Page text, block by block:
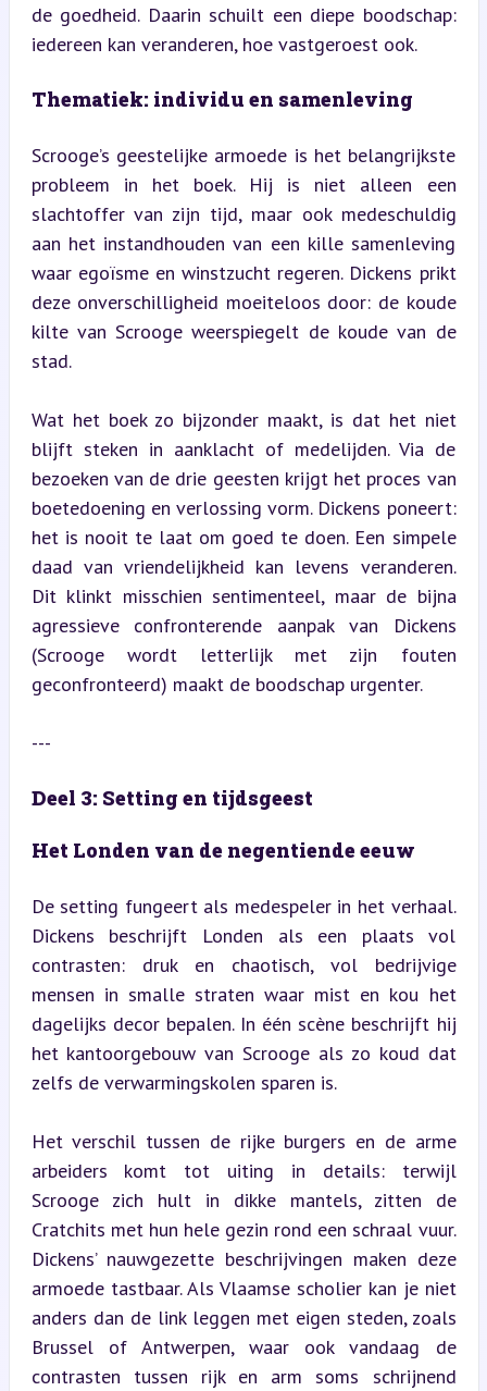
de goedheid. Daarin schuilt een diepe boodschap:
iedereen kan veranderen, hoe vastgeroest ook.
Thematiek: individu en samenleving
Scrooge’s geestelijke armoede is het belangrijkste
probleem in het boek. Hij is niet alleen een
slachtoffer van zijn tijd, maar ook medeschuldig
aan het instandhouden van een kille samenleving
waar egoïsme en winstzucht regeren. Dickens prikt
deze onverschilligheid moeiteloos door: de koude
kilte van Scrooge weerspiegelt de koude van de
stad.
Wat het boek zo bijzonder maakt, is dat het niet
blijft steken in aanklacht of medelijden. Via de
bezoeken van de drie geesten krijgt het proces van
boetedoening en verlossing vorm. Dickens poneert:
het is nooit te laat om goed te doen. Een simpele
daad van vriendelijkheid kan levens veranderen.
Dit klinkt misschien sentimenteel, maar de bijna
agressieve confronterende aanpak van Dickens
(Scrooge wordt letterlijk met zijn fouten
geconfronteerd) maakt de boodschap urgenter.
---
Deel 3: Setting en tijdsgeest
Het Londen van de negentiende eeuw
De setting fungeert als medespeler in het verhaal.
Dickens beschrijft Londen als een plaats vol
contrasten: druk en chaotisch, vol bedrijvige
mensen in smalle straten waar mist en kou het
dagelijks decor bepalen. In één scène beschrijft hij
het kantoorgebouw van Scrooge als zo koud dat
zelfs de verwarmingskolen sparen is.
Het verschil tussen de rijke burgers en de arme
arbeiders komt tot uiting in details: terwijl
Scrooge zich hult in dikke mantels, zitten de
Cratchits met hun hele gezin rond een schraal vuur.
Dickens’ nauwgezette beschrijvingen maken deze
armoede tastbaar. Als Vlaamse scholier kan je niet
anders dan de link leggen met eigen steden, zoals
Brussel of Antwerpen, waar ook vandaag de
contrasten tussen rijk en arm soms schrijnend